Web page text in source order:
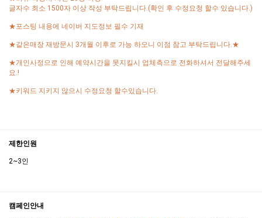
글자수 최소 1500자 이상 작성 부탁드립니다.(확인 후 수정요청 할수 있습니다.)
★포스팅 내용에 네이버 지도정보 필수 기재
★같은매장 재방문시 3개월 이후로 가능 하오니 이점 참고 부탁드립니다.★
★개인사정으로 인해 예약시간을 못지킬시 업체측으로 전화하셔서 전달해주세
요.!
★키워드 지키지 않으시 수정요청 할수있습니다.
제한인원
2~3인
캠페인안내